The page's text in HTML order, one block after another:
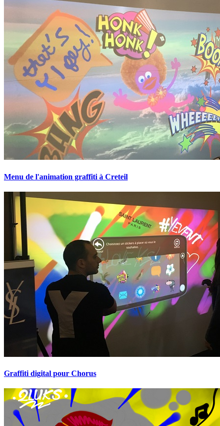
Menu de l'animation graffiti à Creteil
Graffiti digital pour Chorus